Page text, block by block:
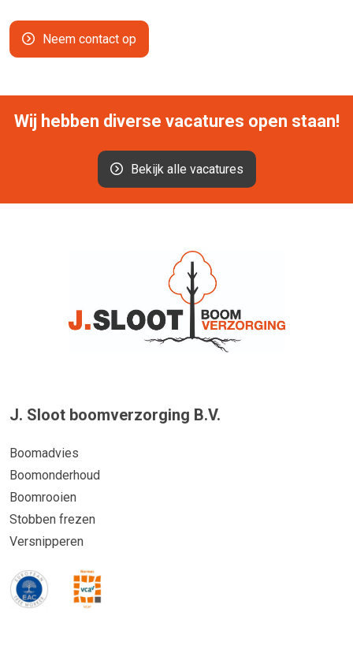
Neem contact op
Wij hebben diverse vacatures open staan!
Bekijk alle vacatures
J. Sloot boomverzorging B.V.
Boomadvies
Boomonderhoud
Boomrooien
Stobben frezen
Versnipperen